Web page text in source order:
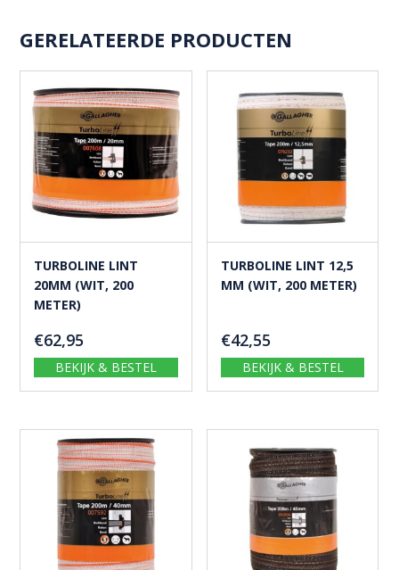
GERELATEERDE PRODUCTEN
TURBOLINE LINT
20MM (WIT, 200
METER)
€62,95
BEKIJK & BESTEL
TURBOLINE LINT 12,5
MM (WIT, 200 METER)
€42,55
BEKIJK & BESTEL